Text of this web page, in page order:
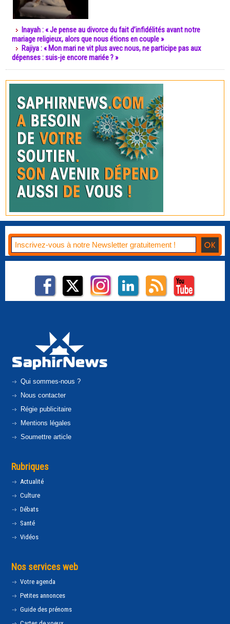
Inayah : « Je pense au divorce du fait d’infidélités avant notre
mariage religieux, alors que nous étions en couple »
Rajiya : « Mon mari ne vit plus avec nous, ne participe pas aux
dépenses : suis-je encore mariée ? »
Qui sommes-nous ?
Nous contacter
Régie publicitaire
Mentions légales
Soumettre article
Rubriques
Actualité
Culture
Débats
Santé
Vidéos
Nos services web
Votre agenda
Petites annonces
Guide des prénoms